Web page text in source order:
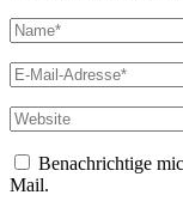
Name*
E-
Mail-
Adresse*
Website
Benachrichtige
Mail.